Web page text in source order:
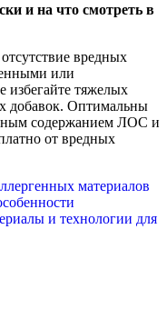
и на что смотреть в
вредных
или
избегайте тяжелых
добавок. Оптимальны
содержанием ЛОС и
от вредных
материалов
и технологии для